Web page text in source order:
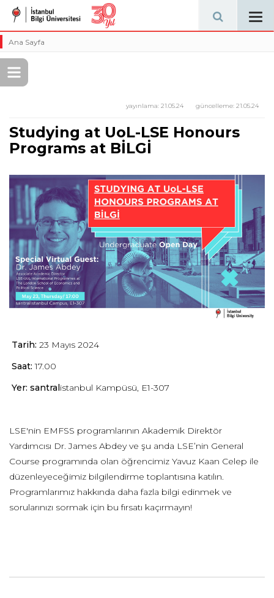
Ana Sayfa
güncelleme: 21.05.24
yayınlama: 21.05.24
Studying at UoL-LSE Honours
Programs at BİLGİ
Tarih: 23 Mayıs 2024
Saat: 17.00
Yer: santralistanbul Kampüsü, E1-307
LSE'nin EMFSS programlarının Akademik Direktör
Yardımcısı Dr. James Abdey ve şu anda LSE’nin General
Course programında olan öğrencimiz Yavuz Kaan Celep ile
düzenleyeceğimiz bilgilendirme toplantısına katılın.
Programlarımız hakkında daha fazla bilgi edinmek ve
sorularınızı sormak için bu fırsatı kaçırmayın!